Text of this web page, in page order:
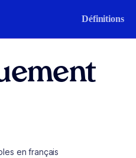
Définitions
en français